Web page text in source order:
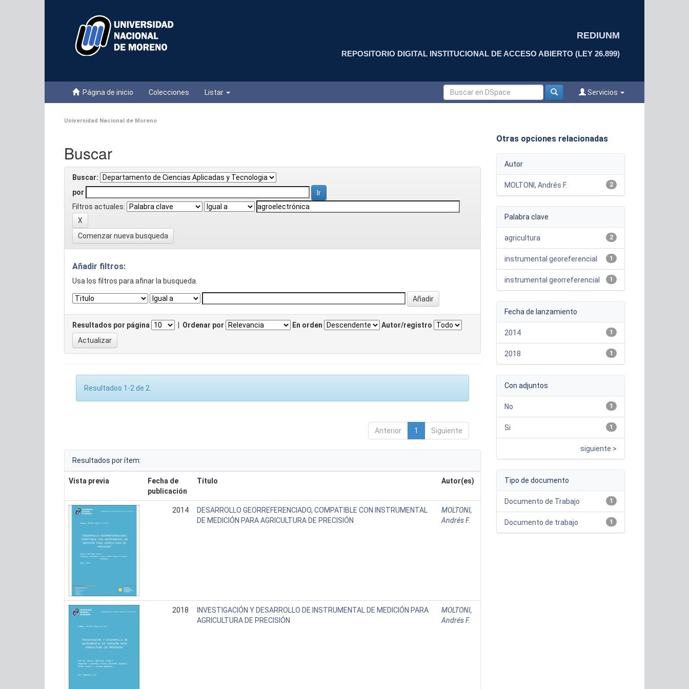
REDIUNM
REPOSITORIO DIGITAL INSTITUCIONAL DE ACCESO ABIERTO (LEY 26.899)
Página de inicio Colecciones Listar Servicios
Universidad Nacional de Moreno
Buscar
Buscar:
por
Filtros actuales:
Comenzar nueva busqueda
Añadir filtros:
Usa los filtros para afinar la busqueda.
Resultados por página Ordenar por En orden Autor/registro
Resultados 1-2 de 2.
Anterior 1 Siguiente
Resultados por ítem:
Vista previa
Fecha de
publicación
Título Autor(es)
2014
DESARROLLO GEORREFERENCIADO, COMPATIBLE CON INSTRUMENTAL
DE MEDICIÓN PARA AGRICULTURA DE PRECISIÓN
MOLTONI,
Andrés F.
2018
INVESTIGACIÓN Y DESARROLLO DE INSTRUMENTAL DE MEDICIÓN PARA
AGRICULTURA DE PRECISIÓN
MOLTONI,
Andrés F.
Otras opciones relacionadas
Autor
2
MOLTONI, Andrés F.
Palabra clave
2
agricultura
1
instrumental georeferencial
1
instrumental georreferencial
Fecha de lanzamiento
1
2014
1
2018
Con adjuntos
1
No
1
Si
siguiente >
Tipo de documento
1
Documento de Trabajo
1
Documento de trabajo